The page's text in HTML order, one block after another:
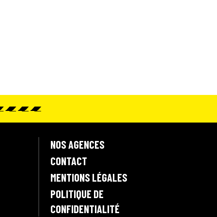
NOS AGENCES
CONTACT
MENTIONS LÉGALES
POLITIQUE DE
CONFIDENTIALITÉ